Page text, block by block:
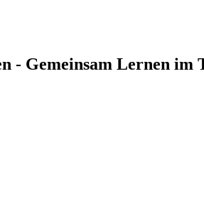
- Gemeinsam Lernen im